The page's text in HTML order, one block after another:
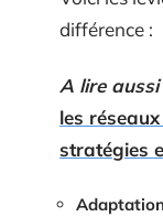
différence :
A lire aussi
les
stratégies